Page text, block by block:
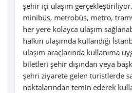
şehir içi ulaşım
minibüs, metrobüs, metro,
her yere kolayca ulaşım
halkın ulaşımda kullandığı
ulaşım araçlarında kullanıma
biletleri şehir dışından veya
şehri ziyarete gelen turistlerde
noktalarından temin ederek